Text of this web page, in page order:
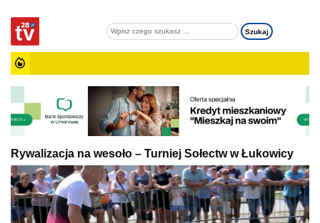
Rywalizacja na wesoło – Turniej Sołectw w Łukowicy